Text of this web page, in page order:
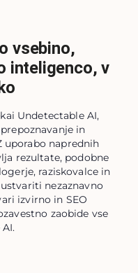
vsebino,
inteligenco, v
Undetectable AI,
in
uporabo naprednih
rezultate, podobne
raziskovalce in
nezaznavno
izvirno in SEO
zaobide vse